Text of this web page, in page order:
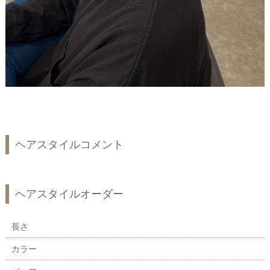
ヘアスタイルコメント
ヘアスタイルオーダー
長さ
カラー